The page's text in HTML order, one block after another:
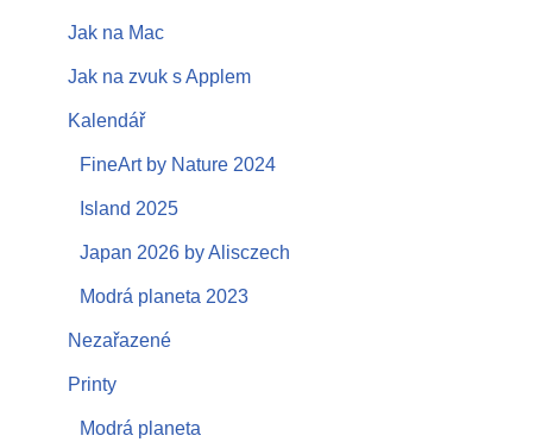
Jak na Mac
Jak na zvuk s Applem
Kalendář
FineArt by Nature 2024
Island 2025
Japan 2026 by Alisczech
Modrá planeta 2023
Nezařazené
Printy
Modrá planeta